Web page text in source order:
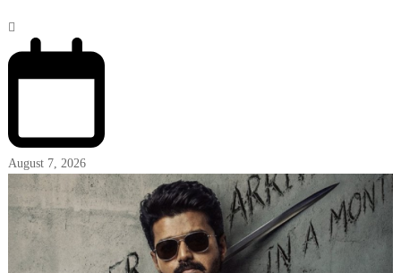
August 7, 2026